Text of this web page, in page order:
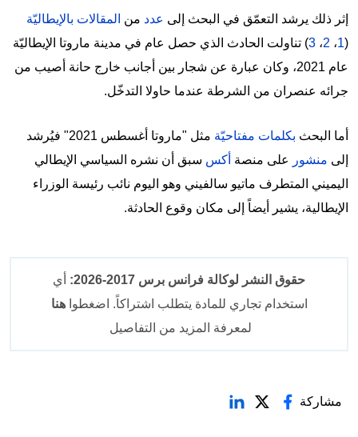
إثر ذلك يرشد التعمّق في البحث إلى عدد من المقالات بالإيطاليّة
(
1، 2، 3) تناولت الحادث الذي حصل عام في مدينة ماروتا الإيطاليّة
عام 2021، وكان عبارة عن شجار بين أجانب خارج حانة أصيب من
جرائه عنصران من الشرطة عندما حاولا التدخّل.
أما البحث بكلمات مفتاحيّة
مثل "ماروتا أغسطس 2021" فيُرشد
إلى منشور على منصة أكس سبق أن نشره السياسي الإيطالي
اليميني المتطرف ماتيو سالفيني وهو اليوم نائب رئيسة الوزراء
الإيطالية، يشير أيضاً إلى مكان وقوع الحادثة.
حقوق النشر لوكالة فرانس برس 2017-2026:
أي
استخدام تجاري للمادة يتطلب اشتراكاً. اضغطواهنا
لمعرفة المزيد من التفاصيل
مشاركة